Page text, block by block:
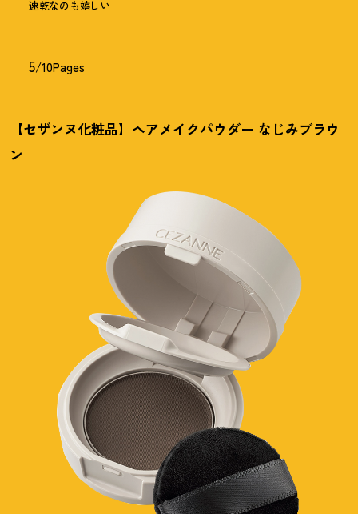
速乾なのも嬉しい
5/10Pages
【セザンヌ化粧品】ヘアメイクパウダー なじみブラウ
ン